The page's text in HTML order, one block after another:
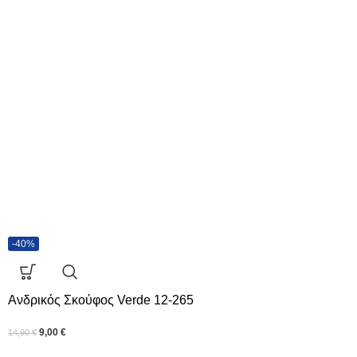
-40%
Ανδρικός Σκούφος Verde 12-265
14,90€ 9,00 €